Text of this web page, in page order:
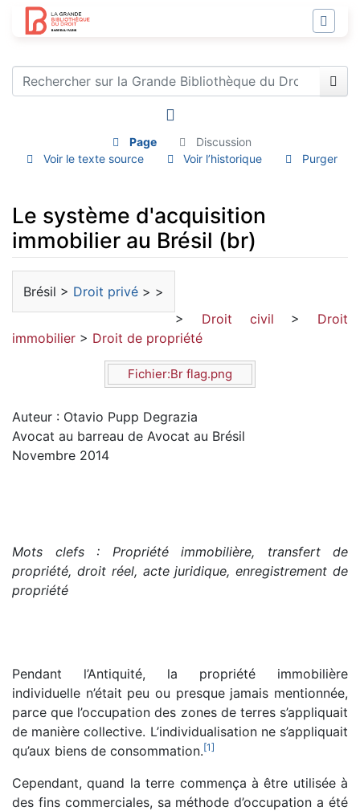
Page
Discussion
Voir le texte source
Voir l’historique Purger
Le système d'acquisition
immobilier au Brésil (br)
Brésil > Droit privé > >
> Droit civil > Droit
immobilier > Droit de propriété
Fichier:Br flag.png
Auteur : Otavio Pupp Degrazia
Avocat au barreau de Avocat au Brésil
Novembre 2014
Mots clefs : Propriété immobilière, transfert de
propriété, droit réel, acte juridique, enregistrement de
propriété
Pendant l’Antiquité, la propriété immobilière
individuelle n’était peu ou presque jamais mentionnée,
parce que l’occupation des zones de terres s’appliquait
de manière collective. L’individualisation ne s’appliquait
qu’aux biens de consommation.[1]
Cependant, quand la terre commença à être utilisée à
des fins commerciales, sa méthode d’occupation a été